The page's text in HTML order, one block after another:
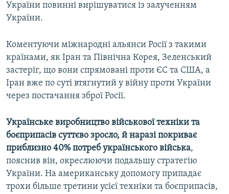
України повинні вирішуватися із залученням
України.
Коментуючи міжнародні альянси Росії з такими
країнами, як Іран та Північна Корея, Зеленський
застеріг, що вони спрямовані проти ЄС та США, а
Іран вже по суті втягнутий у війну проти України
через постачання зброї Росії.
Українське виробництво військової техніки та
боєприпасів суттєво зросло, й наразі покриває
приблизно 40% потреб українського війська,
пояснив він, окреслюючи подальшу стратегію
України. На американську допомогу припадає
трохи більше третини усієї техніки та боєприпасів,